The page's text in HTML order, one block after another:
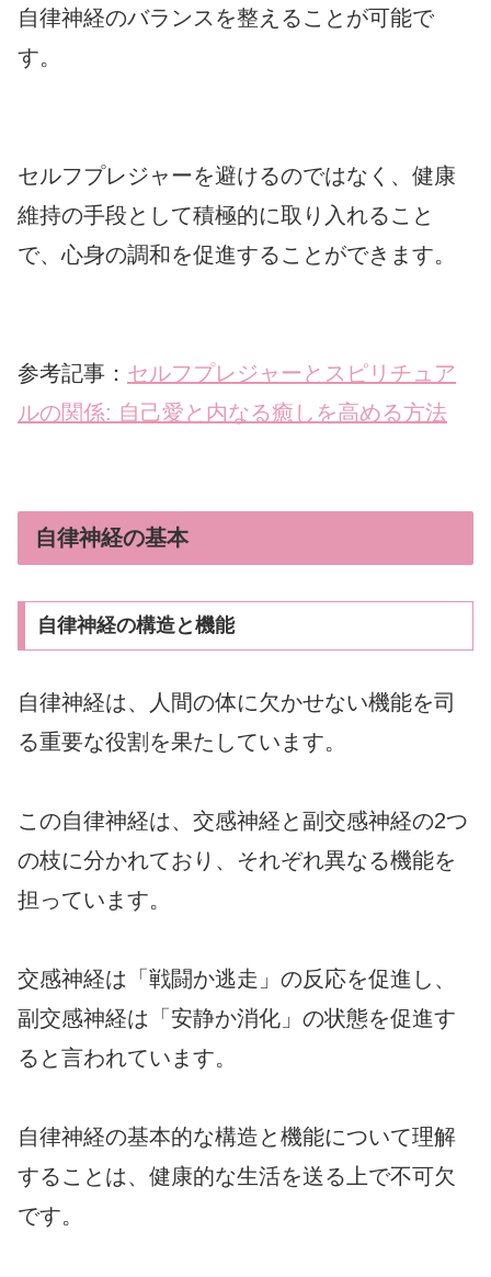
自律神経のバランスを整えることが可能で
す。
セルフプレジャーを避けるのではなく、健康
維持の手段として積極的に取り入れること
で、心身の調和を促進することができます。
参考記事： セルフプレジャーとスピリチュア
ルの関係: 自己愛と内なる癒しを高める方法
自律神経の基本
自律神経の構造と機能
自律神経は、人間の体に欠かせない機能を司
る重要な役割を果たしています。
この自律神経は、交感神経と副交感神経の2つ
の枝に分かれており、それぞれ異なる機能を
担っています。
交感神経は「戦闘か逃走」の反応を促進し、
副交感神経は「安静か消化」の状態を促進す
ると言われています。
自律神経の基本的な構造と機能について理解
することは、健康的な生活を送る上で不可欠
です。